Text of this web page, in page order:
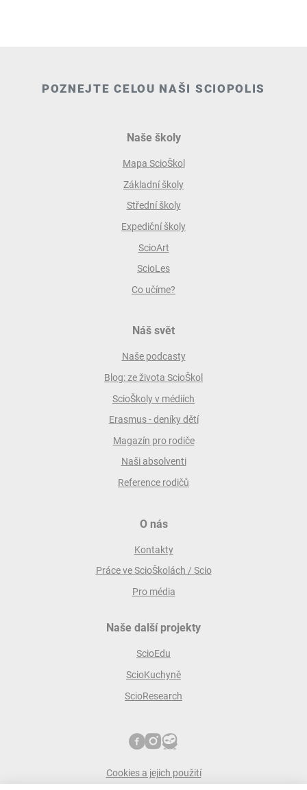
POZNEJTE CELOU NAŠI SCIOPOLIS
Naše školy
Mapa ScioŠkol
Základní školy
Střední školy
Expediční školy
ScioArt
ScioLes
Co učíme?
Náš svět
Naše podcasty
Blog: ze života ScioŠkol
ScioŠkoly v médiích
Erasmus - deníky dětí
Magazín pro rodiče
Naši absolventi
Reference rodičů
O nás
Kontakty
Práce ve ScioŠkolách / Scio
Pro média
Naše další projekty
ScioEdu
ScioKuchyně
ScioResearch
Cookies a jejich použití